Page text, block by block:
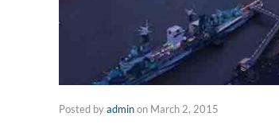
Posted byadminon March 2, 2015